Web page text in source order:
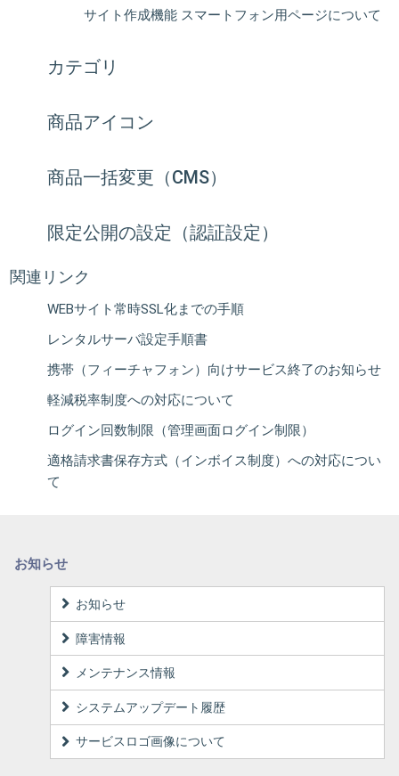
サイト作成機能 スマートフォン用ページについて
カテゴリ
商品アイコン
商品一括変更（CMS）
限定公開の設定（認証設定）
関連リンク
WEBサイト常時SSL化までの手順
レンタルサーバ設定手順書
携帯（フィーチャフォン）向けサービス終了のお知らせ
軽減税率制度への対応について
ログイン回数制限（管理画面ログイン制限）
適格請求書保存方式（インボイス制度）への対応につい
て
お知らせ
お知らせ
障害情報
メンテナンス情報
システムアップデート履歴
サービスロゴ画像について